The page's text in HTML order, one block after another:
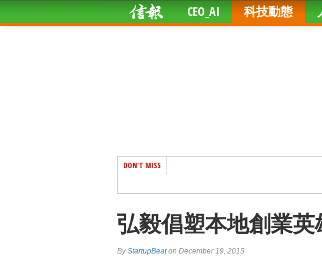
CEO_AI 科技動態
DON'T MISS
弘毅倡塑本地創業英
ByStartupBeaton December 19, 2015